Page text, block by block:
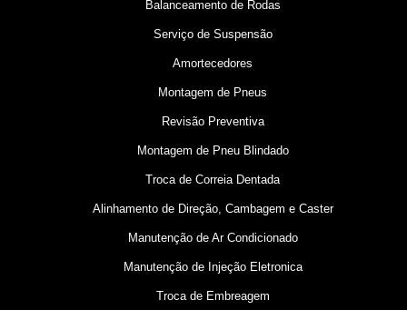
Balanceamento de Rodas
Serviço de Suspensão
Amortecedores
Montagem de Pneus
Revisão Preventiva
Montagem de Pneu Blindado
Troca de Correia Dentada
Alinhamento de Direção, Cambagem e Caster
Manutenção de Ar Condicionado
Manutenção de Injeção Eletronica
Troca de Embreagem